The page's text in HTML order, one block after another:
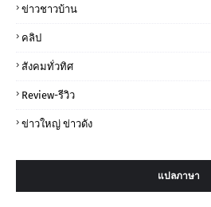
ข่าวชาวบ้าน
คลิป
สังคมทั่วทิศ
Review-รีวิว
ข่าวใหญ่ ข่าวดัง
แปลภาษา